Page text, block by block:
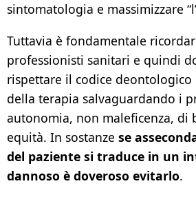
sintomatologia e massimizzare
Tuttavia è fondamentale
professionisti sanitari e quindi
rispettare il codice deontologico
della terapia salvaguardando i
autonomia, non maleficenza, di
equità. In sostanze se
del paziente si traduce in un
dannoso è doveroso evitarlo.